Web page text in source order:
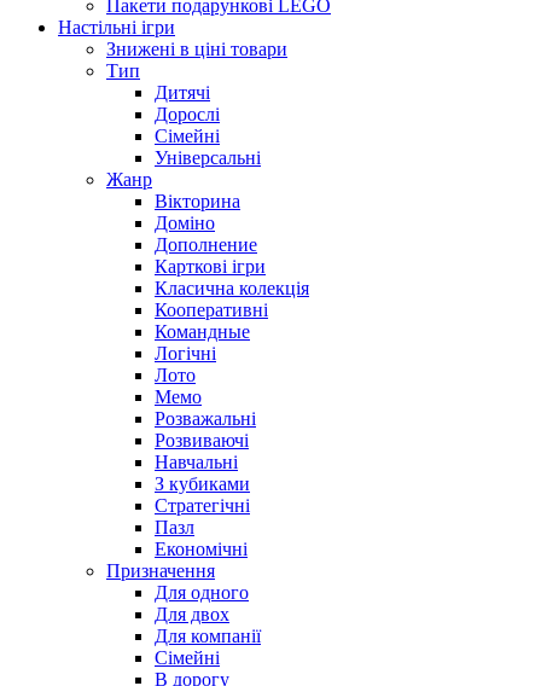
Пакети подарункові LEGO
Настільні ігри
Знижені в ціні товари
Тип
Дитячі
Дорослі
Сімейні
Універсальні
Жанр
Вікторина
Доміно
Дополнение
Карткові ігри
Класична колекція
Кооперативні
Командные
Логічні
Лото
Мемо
Розважальні
Розвиваючі
Навчальні
З кубиками
Стратегічні
Пазл
Економічні
Призначення
Для одного
Для двох
Для компанії
Сімейні
В дорогу